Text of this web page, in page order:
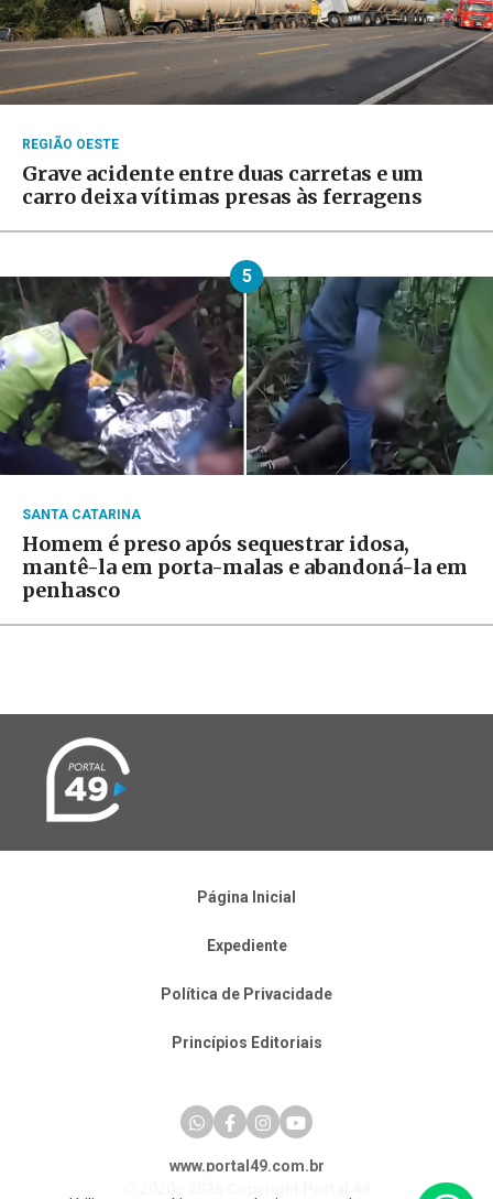
REGIÃO OESTE
Grave acidente entre duas carretas e um
carro deixa vítimas presas às ferragens
5
SANTA CATARINA
Homem é preso após sequestrar idosa,
mantê-la em porta-malas e abandoná-la em
penhasco
Página Inicial
Expediente
Política de Privacidade
Princípios Editoriais
www.portal49.com.br